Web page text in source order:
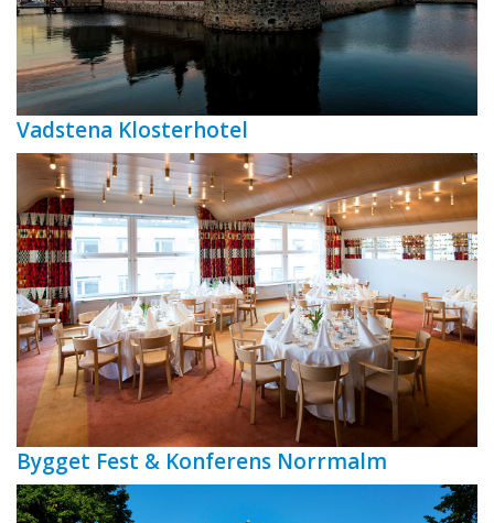
Vadstena Klosterhotel
Bygget Fest & Konferens Norrmalm